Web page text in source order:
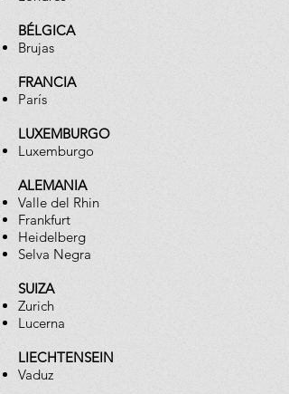
BÉLGICA
Brujas
FRANCIA
París
LUXEMBURGO
Luxemburgo
ALEMANIA
Valle del Rhin
Frankfurt
Heidelberg
Selva Negra
SUIZA
Zurich
Lucerna
LIECHTENSEIN
Vaduz